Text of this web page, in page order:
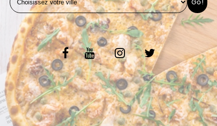
VOS AVIS
MENTIONS LÉGALES
C.G.V
Go!